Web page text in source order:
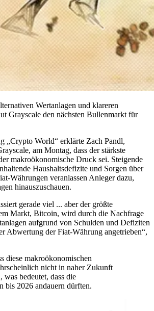
Wertanlagen und klareren
Grayscale den nächsten Bullenmarkt für
„Crypto World“ erklärte Zach Pandl,
am Montag, dass der stärkste
makroökonomische Druck sei. Steigende
Haushaltsdefizite und Sorgen über
Währungen veranlassen Anleger dazu,
hinauszuschauen.
gerade viel ... aber der größte
Markt, Bitcoin, wird durch die Nachfrage
aufgrund von Schulden und Defiziten
Abwertung der Fiat-Währung angetrieben“,
diese makroökonomischen
nicht in naher Zukunft
bedeutet, dass die
bis 2026 andauern dürften.